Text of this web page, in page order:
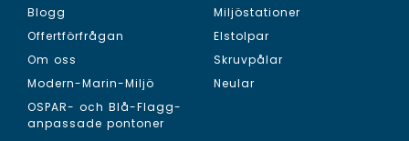
Blogg
Offertförfrågan
Om oss
Modern-Marin-Miljö
OSPAR- och Blå-Flagg-
anpassade pontoner
Miljöstationer
Elstolpar
Skruvpålar
Neular